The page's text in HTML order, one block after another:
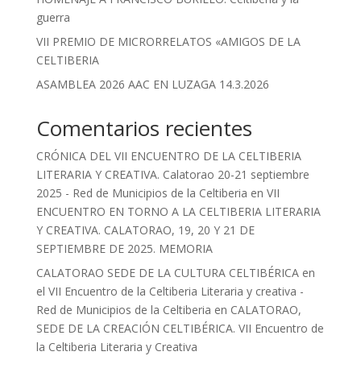
guerra
VII PREMIO DE MICRORRELATOS «AMIGOS DE LA
CELTIBERIA
ASAMBLEA 2026 AAC EN LUZAGA 14.3.2026
Comentarios recientes
CRÓNICA DEL VII ENCUENTRO DE LA CELTIBERIA
LITERARIA Y CREATIVA. Calatorao 20-21 septiembre
2025 - Red de Municipios de la Celtiberia en VII
ENCUENTRO EN TORNO A LA CELTIBERIA LITERARIA
Y CREATIVA. CALATORAO, 19, 20 Y 21 DE
SEPTIEMBRE DE 2025. MEMORIA
CALATORAO SEDE DE LA CULTURA CELTIBÉRICA en
el VII Encuentro de la Celtiberia Literaria y creativa -
Red de Municipios de la Celtiberia en CALATORAO,
SEDE DE LA CREACIÓN CELTIBÉRICA. VII Encuentro de
la Celtiberia Literaria y Creativa